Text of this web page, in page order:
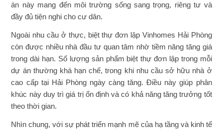
án này mang đến môi trường sống sang trọng, riêng tư và
đầy đủ tiện nghi cho cư dân.
Ngoài nhu cầu ở thực, biệt thự đơn lập Vinhomes Hải Phòng
còn được nhiều nhà đầu tư quan tâm nhờ tiềm năng tăng giá
trong dài hạn. Số lượng sản phẩm biệt thự đơn lập trong mỗi
dự án thường khá hạn chế, trong khi nhu cầu sở hữu nhà ở
cao cấp tại Hải Phòng ngày càng tăng. Điều này giúp phân
khúc này duy trì giá trị ổn định và có khả năng tăng trưởng tốt
theo thời gian.
Nhìn chung, với sự phát triển mạnh mẽ của hạ tầng và kinh tế